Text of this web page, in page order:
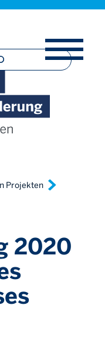
Projekten
2020